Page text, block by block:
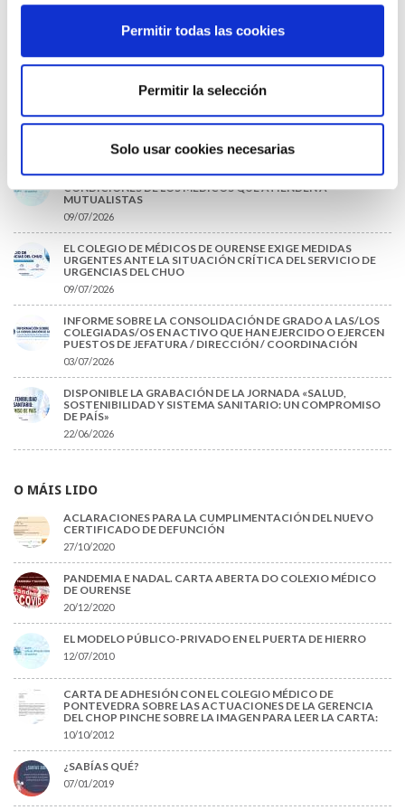
Permitir todas las cookies
Permitir la selección
Solo usar cookies necesarias
DE CASOS CLÍNICOS PARA MÉDICOS INTERNOS RESIDENTES
(MIR)
TRÁFICO SUPRIME LAS EXENCIONES MÉDICAS PARA EL USO
DEL CASCO Y DEL CINTURÓN DE SEGURIDAD
13/07/2026
EL AUMENTO DE PRIMAS A MUFACE NO MEJORA LAS
CONDICIONES DE LOS MÉDICOS QUE ATIENDEN A
MUTUALISTAS
09/07/2026
EL COLEGIO DE MÉDICOS DE OURENSE EXIGE MEDIDAS
URGENTES ANTE LA SITUACIÓN CRÍTICA DEL SERVICIO DE
URGENCIAS DEL CHUO
09/07/2026
INFORME SOBRE LA CONSOLIDACIÓN DE GRADO A LAS/LOS
COLEGIADAS/OS EN ACTIVO QUE HAN EJERCIDO O EJERCEN
PUESTOS DE JEFATURA / DIRECCIÓN / COORDINACIÓN
03/07/2026
DISPONIBLE LA GRABACIÓN DE LA JORNADA «SALUD,
SOSTENIBILIDAD Y SISTEMA SANITARIO: UN COMPROMISO
DE PAÍS»
22/06/2026
O MÁIS LIDO
ACLARACIONES PARA LA CUMPLIMENTACIÓN DEL NUEVO
CERTIFICADO DE DEFUNCIÓN
27/10/2020
PANDEMIA E NADAL. CARTA ABERTA DO COLEXIO MÉDICO
DE OURENSE
20/12/2020
EL MODELO PÚBLICO-PRIVADO EN EL PUERTA DE HIERRO
12/07/2010
CARTA DE ADHESIÓN CON EL COLEGIO MÉDICO DE
PONTEVEDRA SOBRE LAS ACTUACIONES DE LA GERENCIA
DEL CHOP PINCHE SOBRE LA IMAGEN PARA LEER LA CARTA:
10/10/2012
¿SABÍAS QUÉ?
07/01/2019